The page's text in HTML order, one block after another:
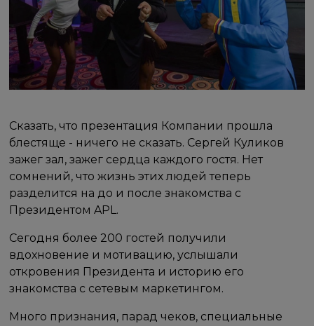
Сказать, что презентация Компании прошла
блестяще - ничего не сказать. Сергей Куликов
зажег зал, зажег сердца каждого гостя. Нет
сомнений, что жизнь этих людей теперь
разделится на до и после знакомства с
Президентом APL.
Сегодня более 200 гостей получили
вдохновение и мотивацию, услышали
откровения Президента и историю его
знакомства с сетевым маркетингом.
Много признания, парад чеков, специальные